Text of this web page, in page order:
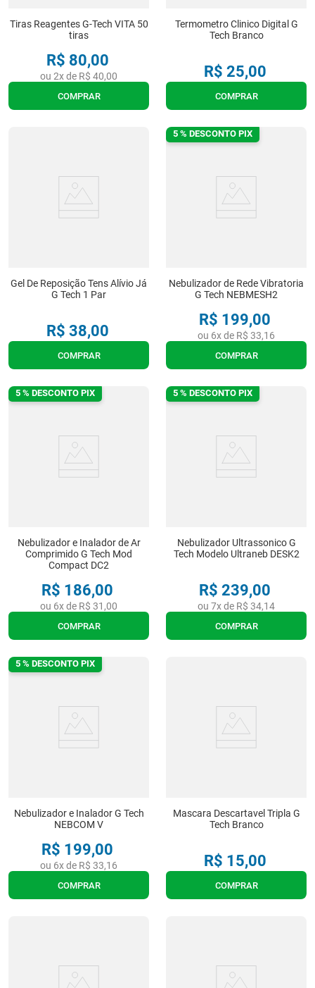
Tiras Reagentes G-Tech VITA 50
tiras
R$ 80,00
ou 2x de R$ 40,00
COMPRAR
Termometro Clinico Digital G
Tech Branco
R$ 25,00
COMPRAR
Gel De Reposição Tens Alívio Já
G Tech 1 Par
R$ 38,00
COMPRAR
5 % DESCONTO PIX
Nebulizador de Rede Vibratoria
G Tech NEBMESH2
R$ 199,00
ou 6x de R$ 33,16
COMPRAR
5 % DESCONTO PIX
Nebulizador e Inalador de Ar
Comprimido G Tech Mod
Compact DC2
R$ 186,00
ou 6x de R$ 31 ,00
COMPRAR
5 % DESCONTO PIX
Nebulizador Ultrassonico G
Tech Modelo Ultraneb DESK2
R$ 239,00
ou 7x de R$ 34,14
COMPRAR
5 % DESCONTO PIX
Nebulizador e Inalador G Tech
NEBCOM V
R$ 199,00
ou 6x de R$ 33,16
COMPRAR
Mascara Descartavel Tripla G
Tech Branco
R$ 15,00
COMPRAR